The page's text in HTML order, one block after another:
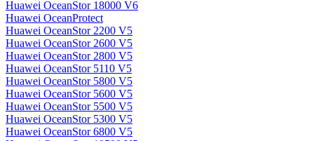
Huawei OceanStor 18000 V6
Huawei OceanProtect
Huawei OceanStor 2200 V5
Huawei OceanStor 2600 V5
Huawei OceanStor 2800 V5
Huawei OceanStor 5110 V5
Huawei OceanStor 5800 V5
Huawei OceanStor 5600 V5
Huawei OceanStor 5500 V5
Huawei OceanStor 5300 V5
Huawei OceanStor 6800 V5